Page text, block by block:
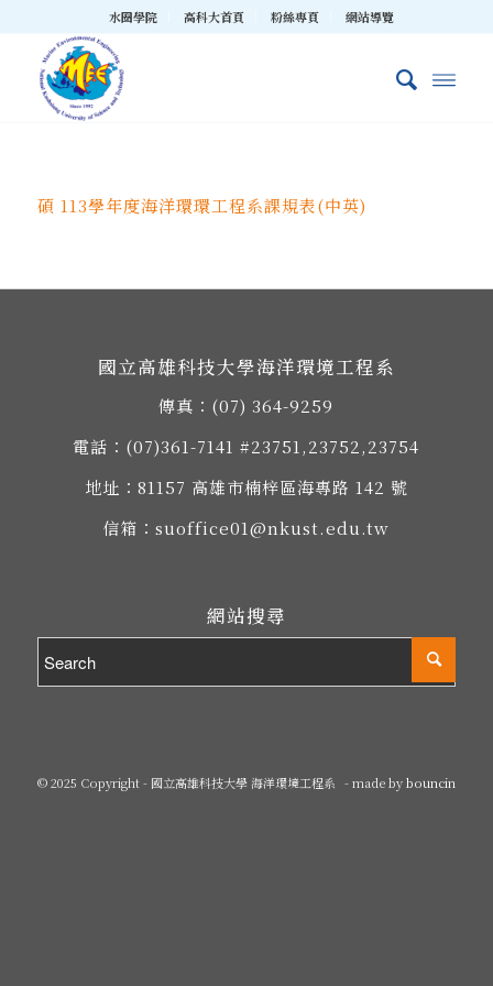
水圈學院 高科大首頁 粉絲專頁 網站導覽
碩 113學年度海洋環環工程系課規表(中英)
國立高雄科技大學海洋環境工程系
傳真：(07) 364-9259
電話： (07)361-7141 #23751,23752,23754
地址： 81157 高雄市楠梓區海專路 142 號
信箱：suoffice01@nkust.edu.tw
網站搜尋
© 2025 Copyright - 國立高雄科技大學 海洋環境工程系 - made bybouncin